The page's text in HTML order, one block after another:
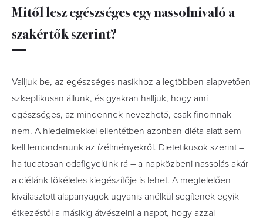
Mitől lesz egészséges egy nassolnivaló a
szakértők szerint?
Valljuk be, az egészséges nasikhoz a legtöbben alapvetően
szkeptikusan állunk, és gyakran halljuk, hogy ami
egészséges, az mindennek nevezhető, csak finomnak
nem. A hiedelmekkel ellentétben azonban diéta alatt sem
kell lemondanunk az ízélményekről. Dietetikusok szerint –
ha tudatosan odafigyelünk rá – a napközbeni nassolás akár
a diétánk tökéletes kiegészítője is lehet. A megfelelően
kiválasztott alapanyagok ugyanis anélkül segítenek egyik
étkezéstől a másikig átvészelni a napot, hogy azzal